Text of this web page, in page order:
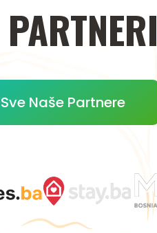
PARTNERI
Naše Partnere